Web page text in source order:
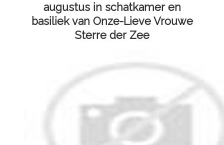
augustus in schatkamer en
basiliek van Onze-Lieve Vrouwe
Sterre der Zee